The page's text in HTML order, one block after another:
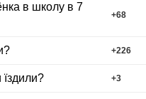
в школу в 7
+68
+226
їздили? +3